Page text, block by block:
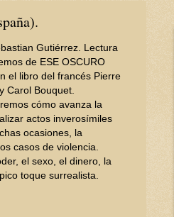
Gutiérrez. Lectura
de ESE OSCURO
el libro del francés Pierre
Carol Bouquet.
cómo avanza la
actos inverosímiles
ocasiones, la
casos de violencia.
el sexo, el dinero, la
toque surrealista.